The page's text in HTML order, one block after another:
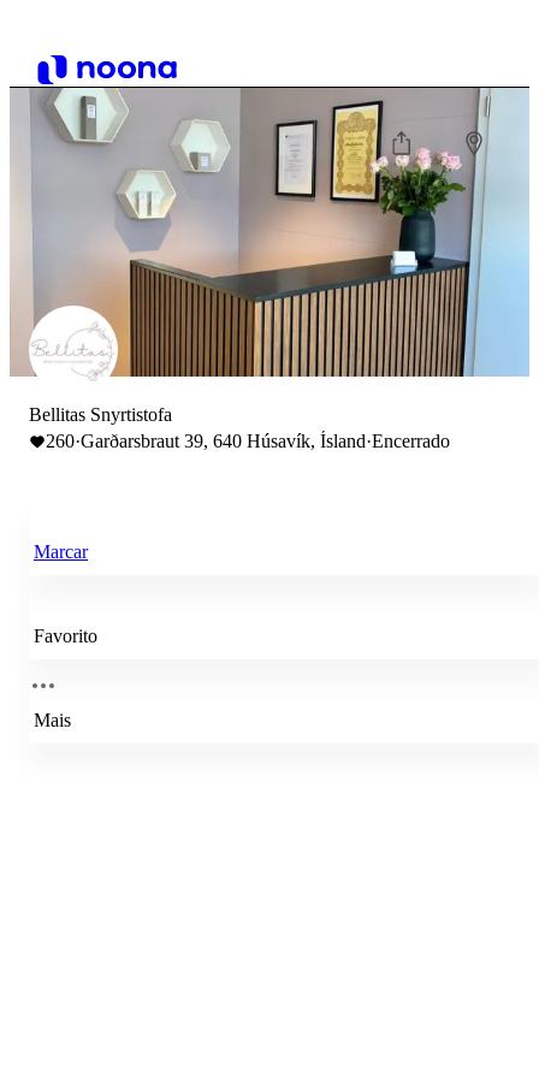
Bellitas Snyrtistofa
260·Garðarsbraut 39, 640 Húsavík, Ísland·Encerrado
Marcar
Favorito
Mais